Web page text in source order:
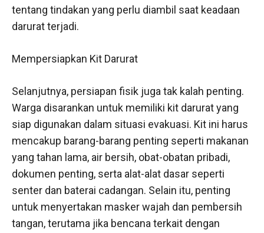
tentang tindakan yang perlu diambil saat keadaan
darurat terjadi.
Mempersiapkan Kit Darurat
Selanjutnya, persiapan fisik juga tak kalah penting.
Warga disarankan untuk memiliki kit darurat yang
siap digunakan dalam situasi evakuasi. Kit ini harus
mencakup barang-barang penting seperti makanan
yang tahan lama, air bersih, obat-obatan pribadi,
dokumen penting, serta alat-alat dasar seperti
senter dan baterai cadangan. Selain itu, penting
untuk menyertakan masker wajah dan pembersih
tangan, terutama jika bencana terkait dengan